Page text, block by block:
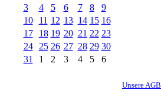
3
4 5 6 7 8
9
10
11 12 13 14 15 16
17
18 19 20 21 22 23
24
25 26 27 28 29 30
31
1 2 3 4 5 6
Unsere AGB